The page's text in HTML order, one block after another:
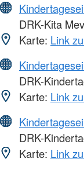
DRK-Kita
Karte: Link
DRK-
Karte: Link
DRK-
Karte: Link